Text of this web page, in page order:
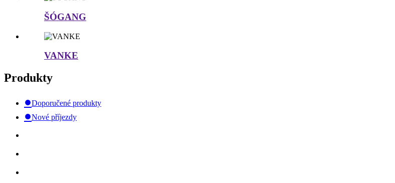
ŠÓGANG
VANKE
Produkty
●Doporučené produkty
●Nové příjezdy